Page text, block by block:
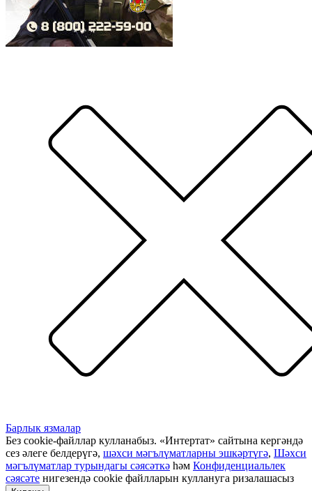
Барлык язмалар
Без cookie-файллар кулланабыз. «Интертат» сайтына кергәндә
сез әлеге белдерүгә, шәхси мәгълүматларны эшкәртүгә, Шәхси
мәгълүматлар турындагы сәясәткә һәм Конфиденциальлек
сәясәте нигезендә cookie файлларын куллануга ризалашасыз